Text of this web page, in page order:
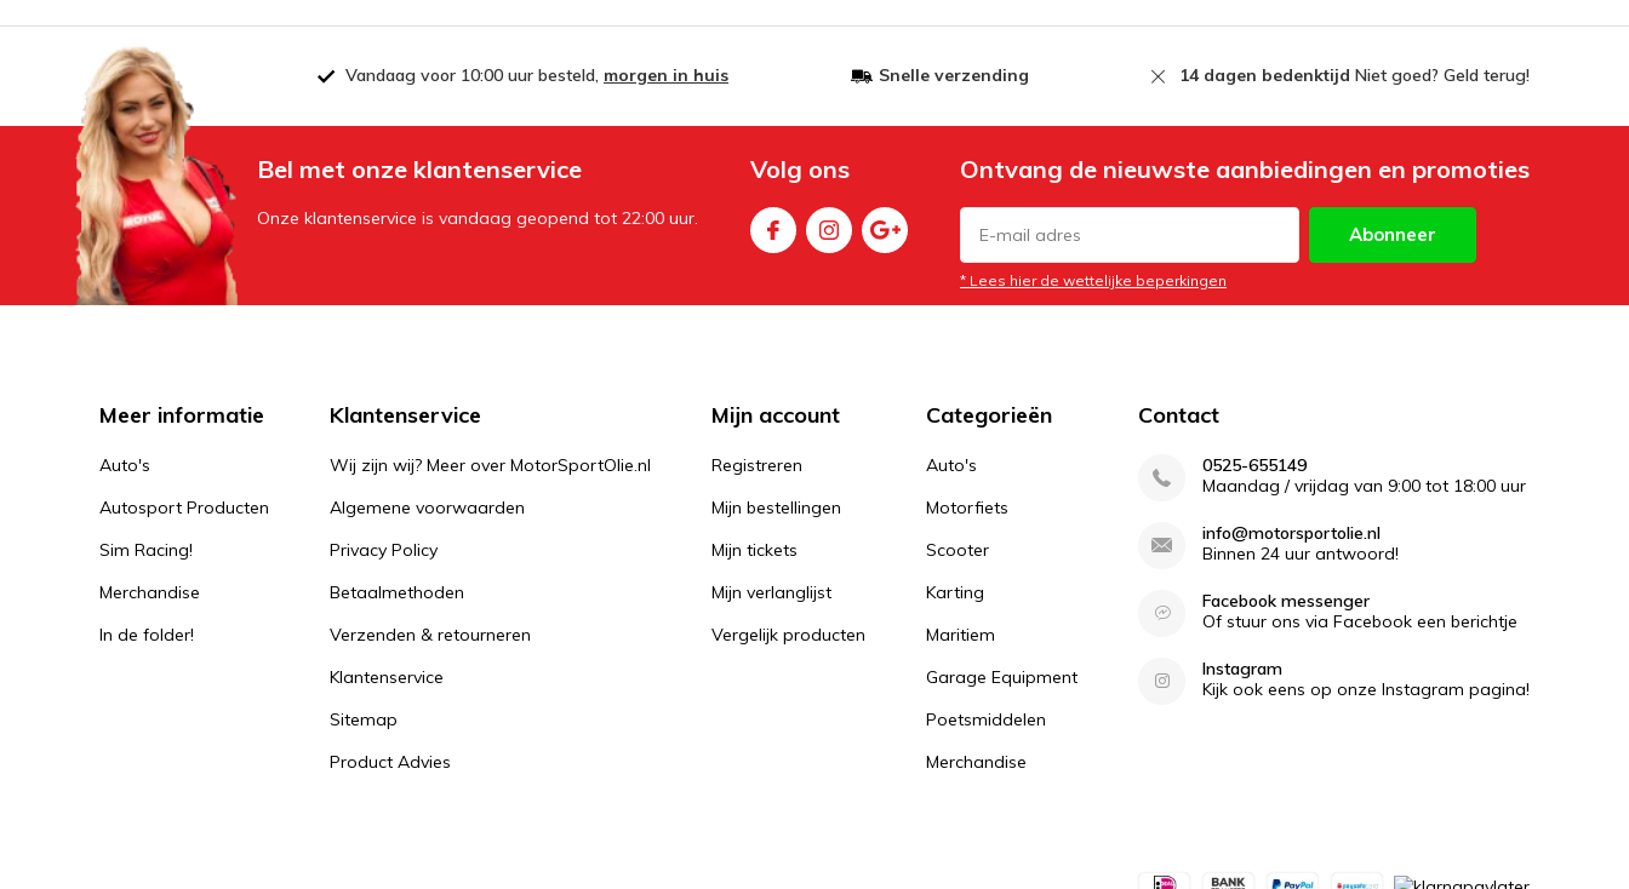
Vandaag voor 10:00 uur besteld, morgen in huis Snelle verzending 14 dagen bedenktijd Niet goed? Geld terug!
Bel met onze klantenservice
Onze klantenservice is vandaag geopend tot 22:00 uur.
Volg ons Ontvang de nieuwste aanbiedingen en promoties
Abonneer
* Lees hier de wettelijke beperkingen
Meer informatie
Auto's
Autosport Producten
Sim Racing!
Merchandise
In de folder!
Klantenservice
Wij zijn wij? Meer over MotorSportOlie.nl
Algemene voorwaarden
Privacy Policy
Betaalmethoden
Verzenden & retourneren
Klantenservice
Sitemap
Product Advies
Mijn account
Registreren
Mijn bestellingen
Mijn tickets
Mijn verlanglijst
Vergelijk producten
Categorieën
Auto's
Motorfiets
Scooter
Karting
Maritiem
Garage Equipment
Poetsmiddelen
Merchandise
Contact
0525-655149
Maandag / vrijdag van 9:00 tot 18:00 uur
info@motorsportolie.nl
Binnen 24 uur antwoord!
Facebook messenger
Of stuur ons via Facebook een berichtje
Instagram
Kijk ook eens op onze Instagram pagina!